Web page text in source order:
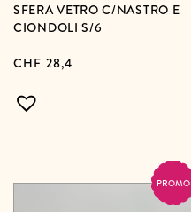
SFERA VETRO C/NASTRO E
CIONDOLI S/6
CHF 28,4
PROMO